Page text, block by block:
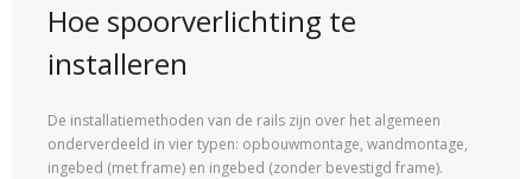
Hoe spoorverlichting te
installeren
De installatiemethoden van de rails zijn over het algemeen
onderverdeeld in vier typen: opbouwmontage, wandmontage,
ingebed (met frame) en ingebed (zonder bevestigd frame).